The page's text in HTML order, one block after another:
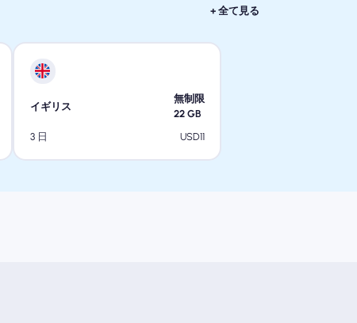
+ 全て見る
イギリス
無制限
22 GB
3 日
USD11